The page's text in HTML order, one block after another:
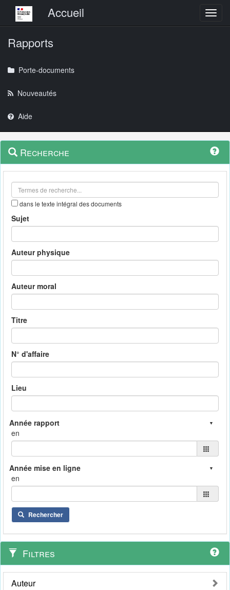
Menu principalAccueil
Rapports
Porte-documents
Nouveautés
Aide
Navigation
outils
Menu
contextuel
Recherche
dans le texte intégral des documents
Sujet
Auteur physique
Auteur moral
Titre
N° d'affaire
Lieu
en
en
Rechercher
Filtres
Auteur